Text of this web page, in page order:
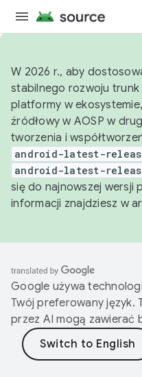
W 2026 r., aby
stabilnego rozwoju
platformy w
źródłowy w AOSP w
tworzenia i
android-latest-
android-latest-
się do najnowszej wersji
informacji znajdziesz w
Google używa
Twój preferowany język.
przez AI mogą zawierać